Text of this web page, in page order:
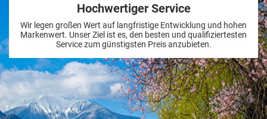
Hochwertiger Service
Wir legen großen Wert auf langfristige Entwicklung und hohen
Markenwert. Unser Ziel ist es, den besten und qualifiziertesten
Service zum günstigsten Preis anzubieten.